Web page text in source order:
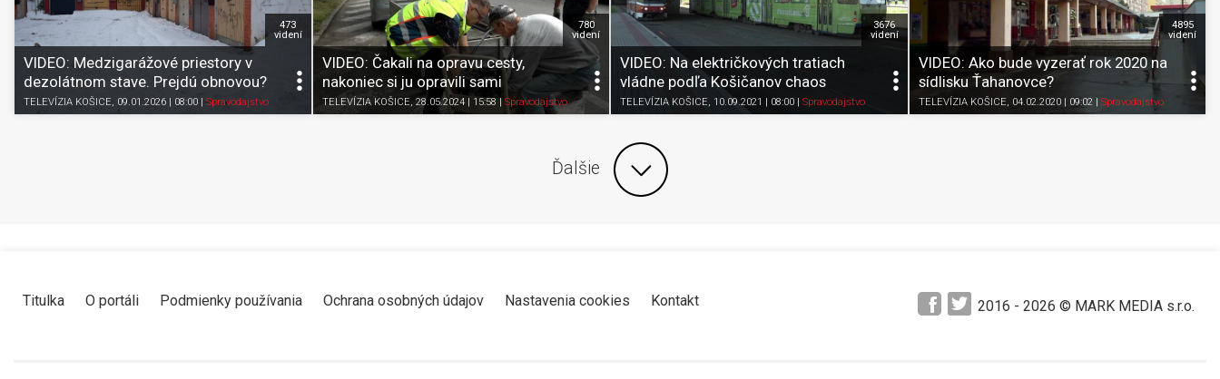
VIDEO: Medzigarážové priestory v
dezolátnom stave. Prejdú obnovou?
TELEVÍZIA KOŠICE, 09.01.2026 | 08:00 | Spravodajstvo Pozrieť neskôr
K obľúbeným
Zdieľať
473
videní
VIDEO: Čakali na opravu cesty,
nakoniec si ju opravili sami
TELEVÍZIA KOŠICE, 28.05.2024 | 15:58| Spravodajstvo Pozrieť neskôr
K obľúbeným
Zdieľať
780
videní
VIDEO: Na električkových tratiach
vládne podľa Košičanov chaos
TELEVÍZIA KOŠICE, 10.09.2021 | 08:00 | Spravodajstvo Pozrieť neskôr
K obľúbeným
Zdieľať
3676
videní
VIDEO: Ako bude vyzerať rok 2020 na
sídlisku Ťahanovce?
TELEVÍZIA KOŠICE, 04.02.2020 | 09:02| Spravodajstvo
4895
videní
Ďalšie
Titulka O portáli Podmienky používania Ochrana osobných údajov Nastavenia cookies Kontakt 2016 - 2026 © MARK MEDIA s.r.o.